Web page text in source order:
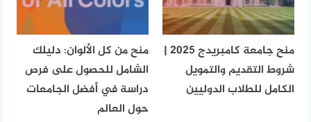
منح جامعة كامبريدج 2025 |
شروط التقديم والتمويل
الكامل للطلاب الدوليين
منح من كل الألوان: دليلك
الشامل للحصول على فرص
دراسة في أفضل الجامعات
حول العالم